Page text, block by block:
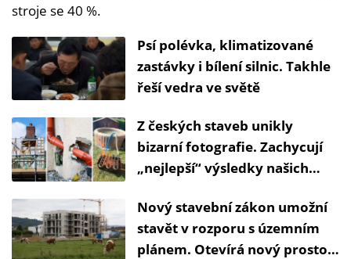
stroje se 40 %.
Psí polévka, klimatizované
zastávky i bílení silnic. Takhle
řeší vedra ve světě
Z českých staveb unikly
bizarní fotografie. Zachycují
„nejlepší“ výsledky našich
Nový stavební zákon umožní
stavět v rozporu s územním
plánem. Otevírá nový prostor